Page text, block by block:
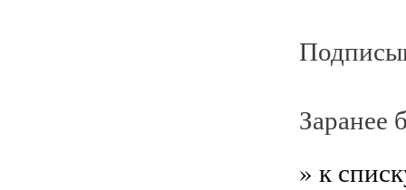
Заранее
» к